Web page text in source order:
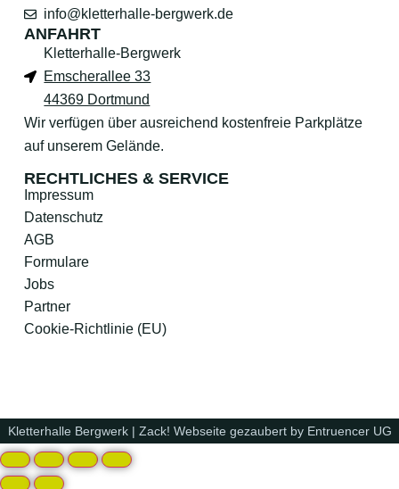
info@kletterhalle-bergwerk.de
ANFAHRT
Kletterhalle-Bergwerk
Emscherallee 33
44369 Dortmund
Wir verfügen über ausreichend kostenfreie Parkplätze
auf unserem Gelände.
RECHTLICHES & SERVICE
Impressum
Datenschutz
AGB
Formulare
Jobs
Partner
Cookie-Richtlinie (EU)
Kletterhalle Bergwerk | Zack! Webseite gezaubert by Entruencer UG